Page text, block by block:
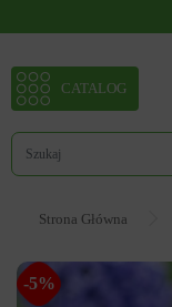
CATALOG
Strona Główna
-5%